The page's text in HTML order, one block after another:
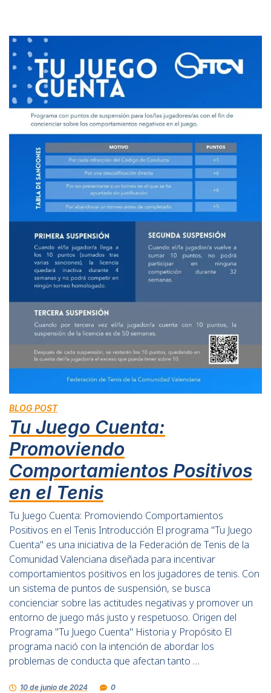
BLOG POST
Tu Juego Cuenta:
Promoviendo
Comportamientos Positivos
en el Tenis
Tu Juego Cuenta: Promoviendo Comportamientos
Positivos en el Tenis Introducción El programa "Tu Juego
Cuenta" es una iniciativa de la Federación de Tenis de la
Comunidad Valenciana diseñada para incentivar
comportamientos positivos en los jugadores de tenis. Con
un sistema de puntos de suspensión, se busca
concienciar sobre las actitudes negativas y promover un
entorno de juego más justo y respetuoso. Origen del
Programa "Tu Juego Cuenta" Historia y Propósito El
programa nació con la intención de abordar los
problemas de conducta que afectan tanto …
10 de junio de 2024 0